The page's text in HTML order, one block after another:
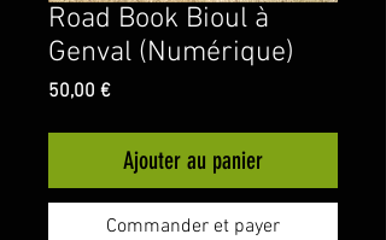
Road Book Bioul à
Genval (Numérique)
50,00 €Prix
Ajouter au panier
Commander et payer